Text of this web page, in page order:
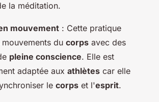
la méditation.
mouvement : Cette pratique
du corps avec des
pleine conscience. Elle est
adaptée aux athlètes car elle
le corps et l'esprit.